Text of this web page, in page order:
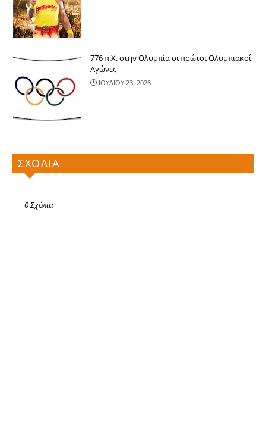
776 π.Χ. στην Ολυμπία οι πρώτοι Ολυμπιακοί
Αγώνες
ΙΟΥΛΙΟΥ 23, 2026
ΣΧΟΛΙΑ
0 Σχόλια